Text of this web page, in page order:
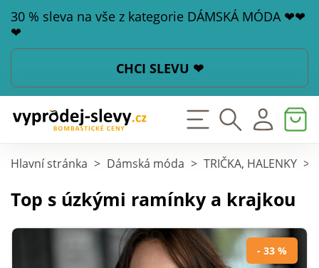
30 % sleva na vše z kategorie DÁMSKÁ MÓDA ❤❤
❤
CHCI SLEVU ❤
Hlavní stránka > Dámská móda > TRIČKA, HALENKY >
Top s úzkými ramínky a krajkou
- 33 %